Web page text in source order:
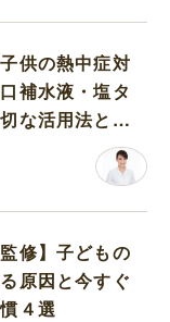
供の熱中症対
補水液・塩タ
な活用法と水
修】子どもの
原因と今すぐ
４選